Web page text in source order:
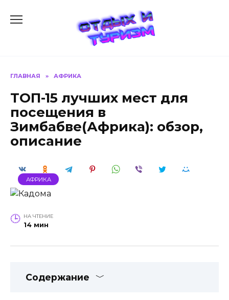
ГЛАВНАЯ » АФРИКА
ТОП-15 лучших мест для
посещения в
Зимбабве(Африка): обзор,
описание
АФРИКА
НА ЧТЕНИЕ
14 мин
Содержание